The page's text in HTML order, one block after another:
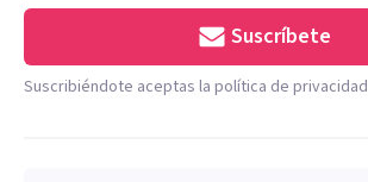
Suscríbete
Suscribiéndote aceptas la política de privacidad